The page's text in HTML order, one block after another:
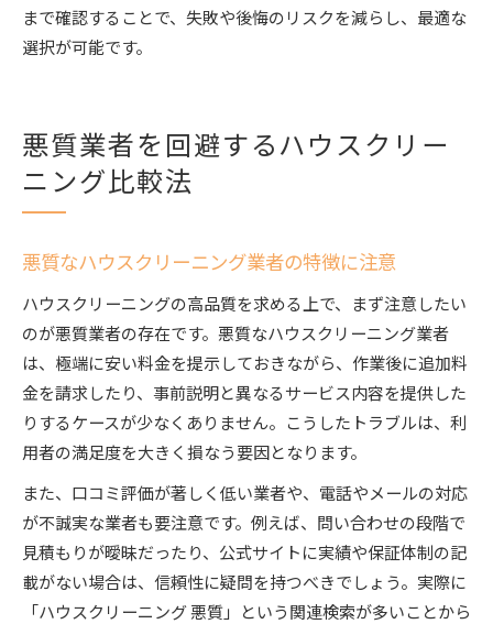
まで確認することで、失敗や後悔のリスクを減らし、最適な
選択が可能です。
悪質業者を回避するハウスクリー
ニング比較法
悪質なハウスクリーニング業者の特徴に注意
ハウスクリーニングの高品質を求める上で、まず注意したい
のが悪質業者の存在です。悪質なハウスクリーニング業者
は、極端に安い料金を提示しておきながら、作業後に追加料
金を請求したり、事前説明と異なるサービス内容を提供した
りするケースが少なくありません。こうしたトラブルは、利
用者の満足度を大きく損なう要因となります。
また、口コミ評価が著しく低い業者や、電話やメールの対応
が不誠実な業者も要注意です。例えば、問い合わせの段階で
見積もりが曖昧だったり、公式サイトに実績や保証体制の記
載がない場合は、信頼性に疑問を持つべきでしょう。実際に
「ハウスクリーニング 悪質」という関連検索が多いことから